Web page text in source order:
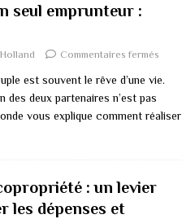
seul emprunteur :
Commentaires fermés
est souvent le rêve d’une vie.
des deux partenaires n’est pas
vous explique comment réaliser
: un levier
les dépenses et